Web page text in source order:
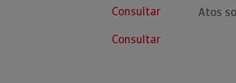
Consultar
Consultar
Atos